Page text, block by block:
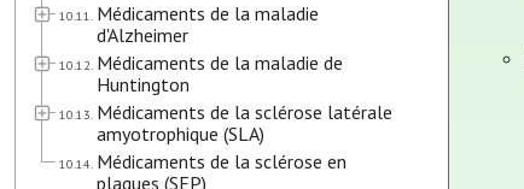
10.11. Médicaments de la maladie
d'Alzheimer
10.12. Médicaments de la maladie de
Huntington
10.13. Médicaments de la sclérose latérale
amyotrophique (SLA)
10.14. Médicaments de la sclérose en
plaques (SEP)